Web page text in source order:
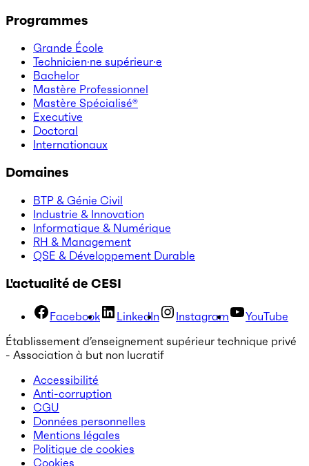
Programmes
Grande École
Technicien·ne supérieur·e
Bachelor
Mastère Professionnel
Mastère Spécialisé®
Executive
Doctoral
Internationaux
Domaines
BTP & Génie Civil
Industrie & Innovation
Informatique & Numérique
RH & Management
QSE & Développement Durable
L'actualité de CESI
Facebook LinkedIn Instagram
YouTube
Établissement d’enseignement supérieur technique privé
- Association à but non lucratif
Accessibilité
Anti-corruption
CGU
Données personnelles
Mentions légales
Politique de cookies
Cookies